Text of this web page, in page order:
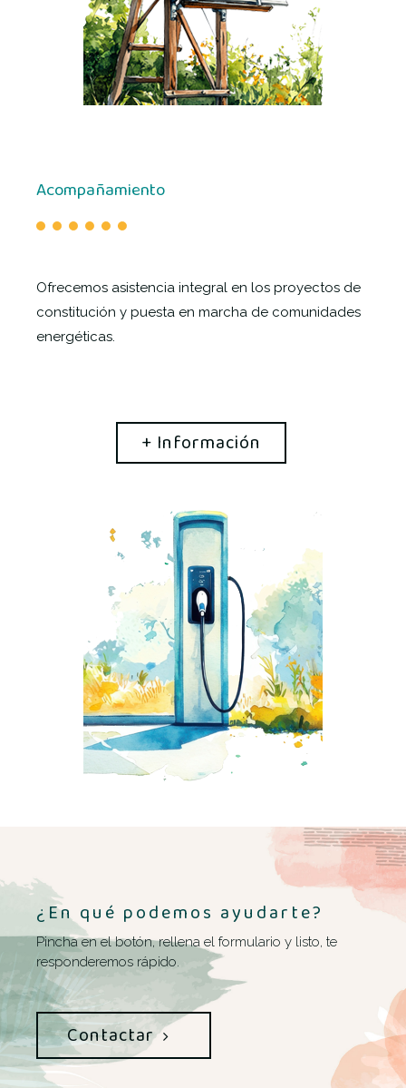
Acompañamiento
Ofrecemos asistencia integral en los proyectos de
constitución y puesta en marcha de comunidades
energéticas.
+ Información
¿En qué podemos ayudarte?
Pincha en el botón, rellena el formulario y listo, te
responderemos rápido.
Contactar